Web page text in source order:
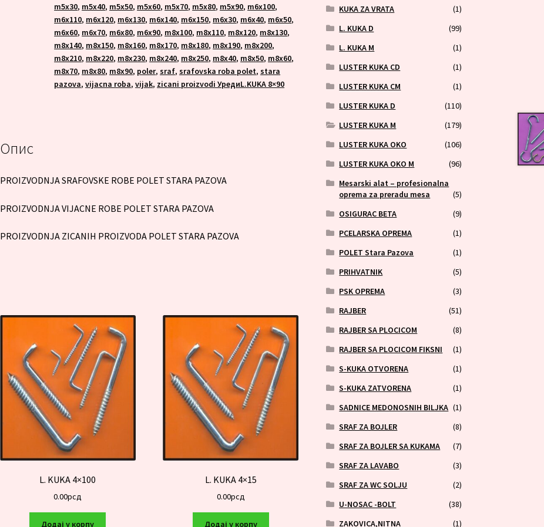
m5x30, m5x40, m5x50, m5x60, m5x70, m5x80, m5x90, m6x100,
m6x110, m6x120, m6x130, m6x140, m6x150, m6x30, m6x40, m6x50,
m6x60, m6x70, m6x80, m6x90, m8x100, m8x110, m8x120, m8x130,
m8x140, m8x150, m8x160, m8x170, m8x180, m8x190, m8x200,
m8x210, m8x220, m8x230, m8x240, m8x250, m8x40, m8x50, m8x60,
m8x70, m8x80, m8x90, poler,sraf,srafovska roba polet,stara
pazova,vijacna roba,vijak, zicani proizvodi УредиL.KUKA 8×90
Опис
PROIZVODNJA SRAFOVSKE ROBE POLET STARA PAZOVA
PROIZVODNJA VIJACNE ROBE POLET STARA PAZOVA
PROIZVODNJA ZICANIH PROIZVODA POLET STARA PAZOVA
L. KUKA 4×100
0.00рсд
Додај у корпу
L. KUKA 4×15
0.00рсд
Додај у корпу
KUKA ZA VRATA
(1)
L. KUKA D
(99)
L. KUKA M
(1)
LUSTER KUKA CD
(1)
LUSTER KUKA CM
(1)
LUSTER KUKA D
(110)
LUSTER KUKA M
(179)
LUSTER KUKA OKO
(106)
LUSTER KUKA OKO M
(96)
Mesarski alat – profesionalna
oprema za preradu mesa
(5)
OSIGURAC BETA
(9)
PCELARSKA OPREMA
(1)
POLET Stara Pazova
(1)
PRIHVATNIK
(5)
PSK OPREMA
(3)
RAJBER
(51)
RAJBER SA PLOCICOM
(8)
RAJBER SA PLOCICOM FIKSNI
(1)
S-KUKA OTVORENA
(1)
S-KUKA ZATVORENA
(1)
SADNICE MEDONOSNIH BILJKA (1)
SRAF ZA BOJLER
(8)
SRAF ZA BOJLER SA KUKAMA
(7)
SRAF ZA LAVABO
(3)
SRAF ZA WC SOLJU
(2)
U-NOSAC -BOLT
(38)
ZAKOVICA,NITNA
(1)